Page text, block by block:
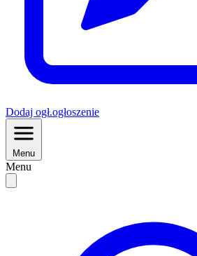
Dodaj ogł.ogłoszenie
Menu
Menu